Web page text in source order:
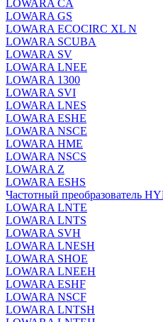
LOWARA CA
LOWARA GS
LOWARA ECOCIRC XL N
LOWARA SCUBA
LOWARA SV
LOWARA LNEE
LOWARA 1300
LOWARA SVI
LOWARA LNES
LOWARA ESHE
LOWARA NSCE
LOWARA HME
LOWARA NSCS
LOWARA Z
LOWARA ESHS
Частотный преобразователь
LOWARA LNTE
LOWARA LNTS
LOWARA SVH
LOWARA LNESH
LOWARA SHOE
LOWARA LNEEH
LOWARA ESHF
LOWARA NSCF
LOWARA LNTSH